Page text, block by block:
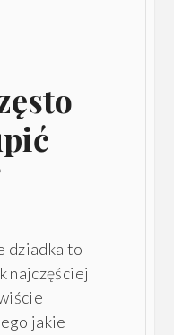
dziadka to
najczęściej
jakie